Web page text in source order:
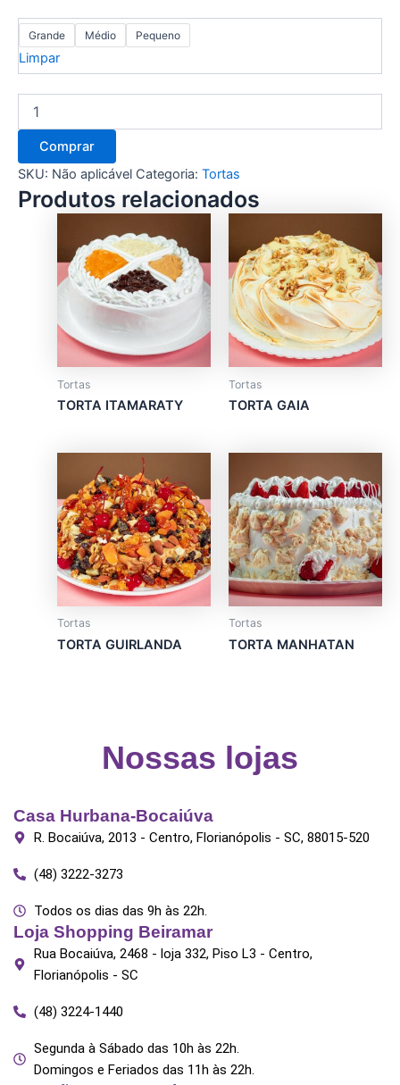
Grande Médio Pequeno
Limpar
Comprar
SKU: Não aplicável Categoria: Tortas
Produtos relacionados
Tortas
TORTA ITAMARATY
product
has
multiple
variants.
The
options
chosen
product
page
Tortas
TORTA GAIA
product
has
multiple
variants.
The
options
chosen
product
page
Tortas
TORTA GUIRLANDA
Tortas
TORTA MANHATAN
Nossas lojas
Casa Hurbana-Bocaiúva
R. Bocaiúva, 2013 - Centro, Florianópolis - SC, 88015-520
(48) 3222-3273
Todos os dias das 9h às 22h.
Loja Shopping Beiramar
Rua Bocaiúva, 2468 - loja 332, Piso L3 - Centro,
Florianópolis - SC
(48) 3224-1440
Segunda à Sábado das 10h às 22h.
Domingos e Feriados das 11h às 22h.